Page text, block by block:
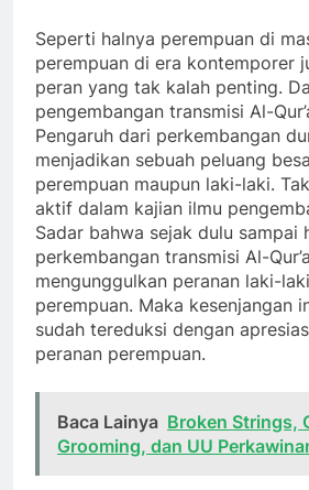
Seperti halnya perempuan di
perempuan di era kontemporer
peran yang tak kalah penting.
pengembangan transmisi Al-
Pengaruh dari perkembangan
menjadikan sebuah peluang
perempuan maupun laki-laki.
aktif dalam kajian ilmu
Sadar bahwa sejak dulu sampai
perkembangan transmisi Al-
mengunggulkan peranan laki-
perempuan. Maka kesenjangan
sudah tereduksi dengan
peranan perempuan.
Baca Lainya Broken Strings,
Grooming, dan UU